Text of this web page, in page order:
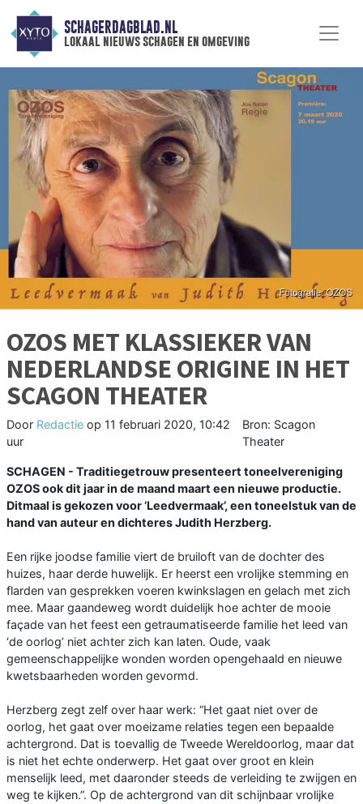
SCHAGERDAGBLAD.NL
lokaal nieuws schagen en omgeving
OZOS MET KLASSIEKER VAN
NEDERLANDSE ORIGINE IN HET
SCAGON THEATER
Door Redactie op 11 februari 2020, 10:42
uur
Bron: Scagon
Theater
SCHAGEN - Traditiegetrouw presenteert toneelvereniging
OZOS ook dit jaar in de maand maart een nieuwe productie.
Ditmaal is gekozen voor ’Leedvermaak’, een toneelstuk van de
hand van auteur en dichteres Judith Herzberg.
Een rijke joodse familie viert de bruiloft van de dochter des
huizes, haar derde huwelijk. Er heerst een vrolijke stemming en
flarden van gesprekken voeren kwinkslagen en gelach met zich
mee. Maar gaandeweg wordt duidelijk hoe achter de mooie
façade van het feest een getraumatiseerde familie het leed van
‘de oorlog’ niet achter zich kan laten. Oude, vaak
gemeenschappelijke wonden worden opengehaald en nieuwe
kwetsbaarheden worden gevormd.
Herzberg zegt zelf over haar werk: “Het gaat niet over de
oorlog, het gaat over moeizame relaties tegen een bepaalde
achtergrond. Dat is toevallig de Tweede Wereldoorlog, maar dat
is niet het echte onderwerp. Het gaat over groot en klein
menselijk leed, met daaronder steeds de verleiding te zwijgen en
weg te kijken.”. Op de achtergrond van dit schijnbaar vrolijke